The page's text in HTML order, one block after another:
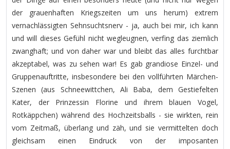
der grauenhaften Kriegszeiten um uns herum) extrem
vernachlässigten Sehnsuchtsnerv - ja, auch bei mir, ich kann
und will dieses Gefühl nicht wegleugnen, verfing das ziemlich
zwanghaft; und von daher war und bleibt das alles furchtbar
akzeptabel, was zu sehen war! Es gab grandiose Einzel- und
Gruppenauftritte, insbesondere bei den vollführten Märchen-
Szenen (aus Schneewittchen, Ali Baba, dem Gestiefelten
Kater, der Prinzessin Florine und ihrem blauen Vogel,
Rotkäppchen) während des Hochzeitsballs - sie wirkten, rein
vom Zeitmaß, überlang und zäh, und sie vermittelten doch
gleichsam einen Eindruck von der imposanten